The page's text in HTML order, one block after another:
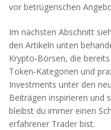
vor betrügerischen
Im nächsten Abschnitt
den Artikeln unten
Krypto‑Börsen, die
Token‑Kategorien und
Investments unter den
Beiträgen inspirieren und
bleibst du immer einen
erfahrener Trader bist.